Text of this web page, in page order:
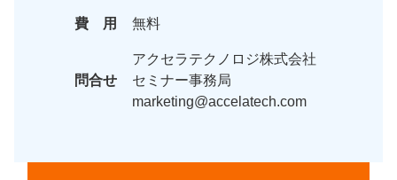
費 用 無料
問合せ
アクセラテクノロジ株式会社
セミナー事務局
marketing@accelatech.com